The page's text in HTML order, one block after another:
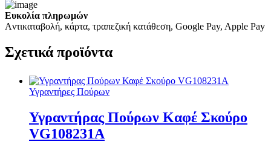
Ευκολία πληρωμών
Aντικαταβολή, κάρτα, τραπεζική κατάθεση, Google Pay, Apple Pay
Σχετικάπροϊόντα
Υγραντήρες Πούρων
Υγραντήρας Πούρων Καφέ Σκούρο
VG108231A